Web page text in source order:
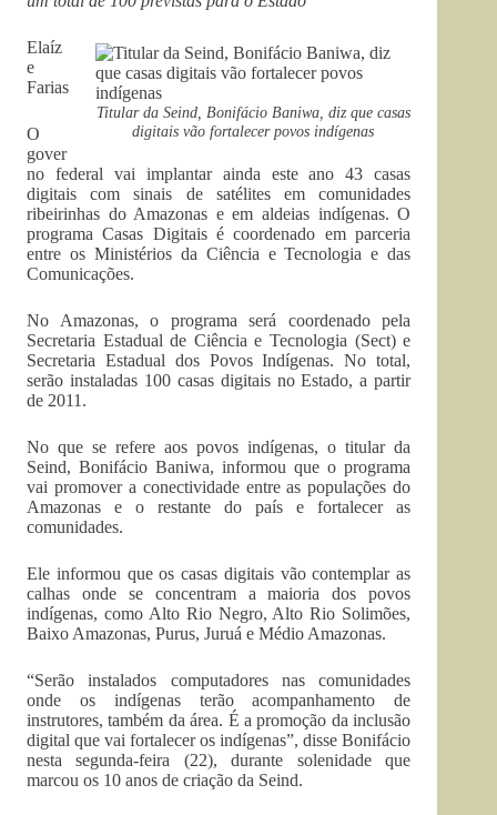
Titular da Seind, Bonifácio Baniwa, diz que casas
digitais vão fortalecer povos indígenas
Elaíz
e
Farias
O
gover
no federal vai implantar ainda este ano 43 casas
digitais com sinais de satélites em comunidades
ribeirinhas do Amazonas e em aldeias indígenas. O
programa Casas Digitais é coordenado em parceria
entre os Ministérios da Ciência e Tecnologia e das
Comunicações.
No Amazonas, o programa será coordenado pela
Secretaria Estadual de Ciência e Tecnologia (Sect) e
Secretaria Estadual dos Povos Indígenas. No total,
serão instaladas 100 casas digitais no Estado, a partir
de 2011.
No que se refere aos povos indígenas, o titular da
Seind, Bonifácio Baniwa, informou que o programa
vai promover a conectividade entre as populações do
Amazonas e o restante do país e fortalecer as
comunidades.
Ele informou que os casas digitais vão contemplar as
calhas onde se concentram a maioria dos povos
indígenas, como Alto Rio Negro, Alto Rio Solimões,
Baixo Amazonas, Purus, Juruá e Médio Amazonas.
“Serão instalados computadores nas comunidades
onde os indígenas terão acompanhamento de
instrutores, também da área. É a promoção da inclusão
digital que vai fortalecer os indígenas”, disse Bonifácio
nesta segunda-feira (22), durante solenidade que
marcou os 10 anos de criação da Seind.